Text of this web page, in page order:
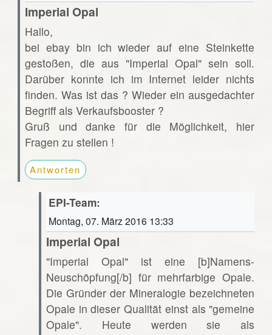
Imperial Opal
Hallo,
bei ebay bin ich wieder auf eine Steinkette
gestoßen, die aus "Imperial Opal" sein soll.
Darüber konnte ich im Internet leider nichts
finden. Was ist das ? Wieder ein ausgedachter
Begriff als Verkaufsbooster ?
Gruß und danke für die Möglichkeit, hier
Fragen zu stellen !
Antworten
EPI-Team:
Montag, 07. März 2016 13:33
Imperial Opal
"Imperial Opal" ist eine [b]Namens-
Neuschöpfung[/b] für mehrfarbige Opale.
Die Gründer der Mineralogie bezeichneten
Opale in dieser Qualität einst als "gemeine
Opale". Heute werden sie als